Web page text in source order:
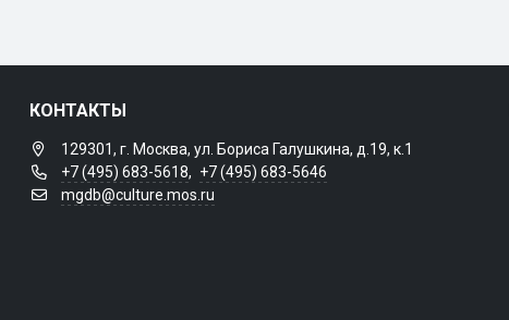
КОНТАКТЫ
129301, г. Москва, ул. Бориса Галушкина, д.19, к.1
+7 (495) 683-5618, +7 (495) 683-5646
mgdb@culture.mos.ru